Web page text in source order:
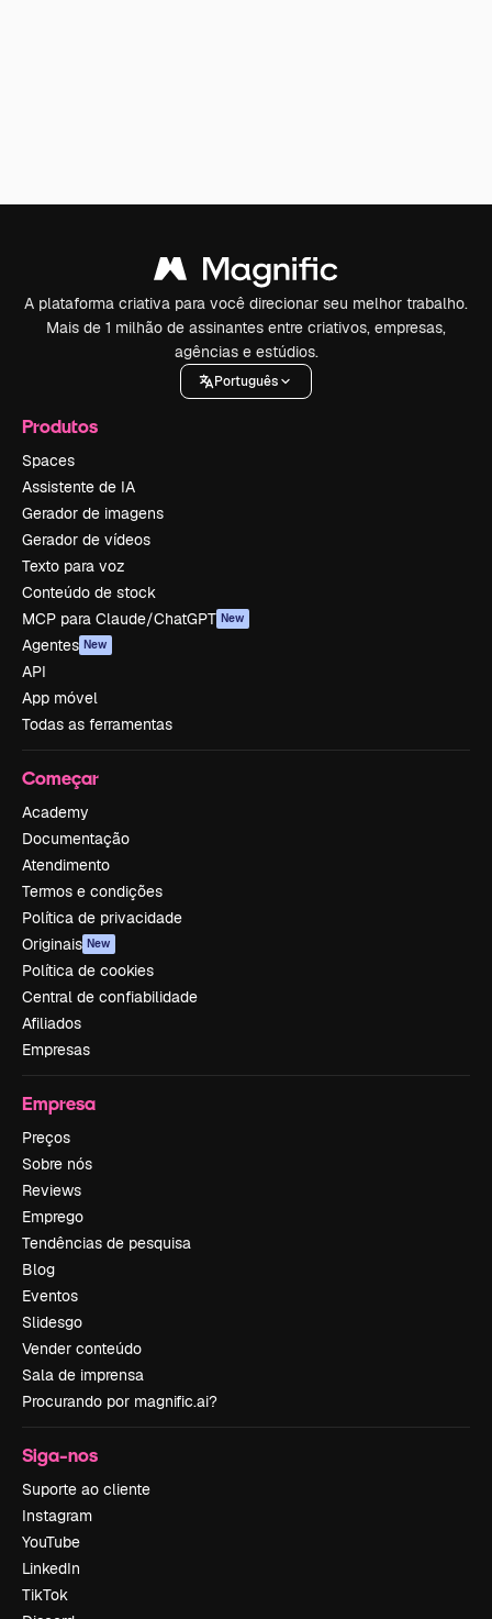
A plataforma criativa para você direcionar seu melhor trabalho.
Mais de 1 milhão de assinantes entre criativos, empresas,
agências e estúdios.
Português
Produtos
Spaces
Assistente de IA
Gerador de imagens
Gerador de vídeos
Texto para voz
Conteúdo de stock
MCP para Claude/ChatGPT New
Agentes New
API
App móvel
Todas as ferramentas
Começar
Academy
Documentação
Atendimento
Termos e condições
Política de privacidade
Originais New
Política de cookies
Central de confiabilidade
Afiliados
Empresas
Empresa
Preços
Sobre nós
Reviews
Emprego
Tendências de pesquisa
Blog
Eventos
Slidesgo
Vender conteúdo
Sala de imprensa
Procurando por magnific.ai?
Siga-nos
Suporte ao cliente
Instagram
YouTube
LinkedIn
TikTok